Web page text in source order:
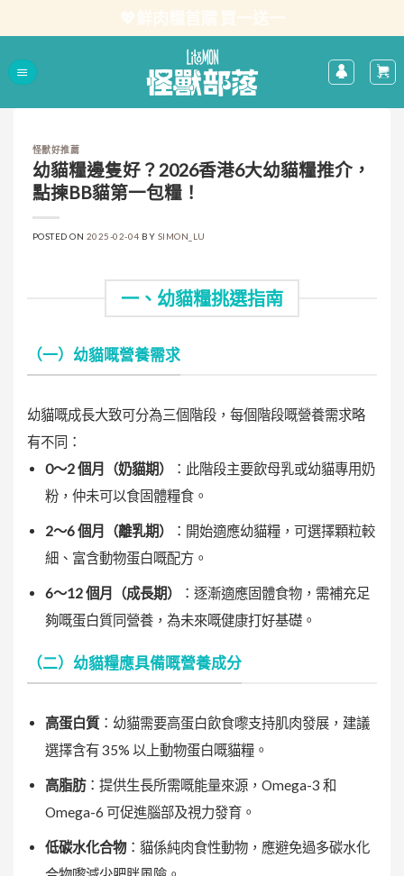
怪獸好推薦
幼貓糧邊隻好？2026香港6大幼貓糧推介，
點揀BB貓第一包糧！
POSTED ON 2025-02-04 BY SIMON_LU
一、幼貓糧挑選指南
（一）幼貓嘅營養需求
幼貓嘅成長大致可分為三個階段，每個階段嘅營養需求略
有不同：
0～2 個月（奶貓期）
：此階段主要飲母乳或幼貓專用奶
粉，仲未可以食固體糧食。
2～6 個月（離乳期）
：開始適應幼貓糧，可選擇顆粒較
細、富含動物蛋白嘅配方。
6～12 個月（成長期）
：逐漸適應固體食物，需補充足
夠嘅蛋白質同營養，為未來嘅健康打好基礎。
（二）幼貓糧應具備嘅營養成分
高蛋白質：幼貓需要高蛋白飲食嚟支持肌肉發展，建議
選擇含有 35% 以上動物蛋白嘅貓糧。
高脂肪：提供生長所需嘅能量來源，Omega-3 和
Omega-6 可促進腦部及視力發育。
低碳水化合物：貓係純肉食性動物，應避免過多碳水化